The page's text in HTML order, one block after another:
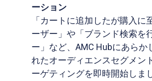
ーション
「カートに追加したが購入に
ーザー」や「ブランド検索を
ー」など、AMC Hubにあらか
れたオーディエンスセグメン
ーゲティングを即時開始しま